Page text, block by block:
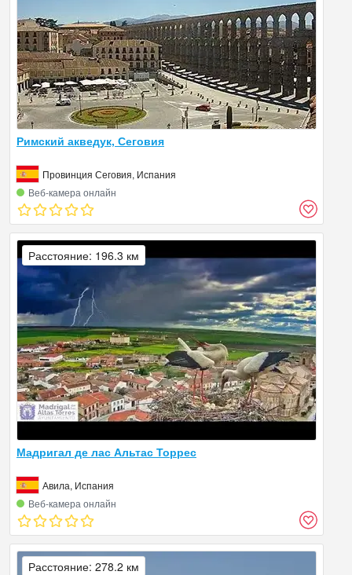
Римский акведук, Сеговия
Провинция Сеговия, Испания
Веб‑камера онлайн
Мадригал де лас Альтас Торрес
Авила, Испания
Веб‑камера онлайн
Расстояние: 196.3 км
Расстояние: 278.2 км